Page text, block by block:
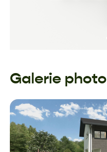
Galerie photo